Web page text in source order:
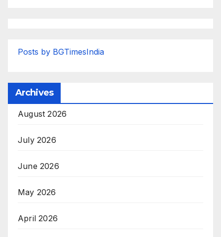
Posts by BGTimesIndia
Archives
August 2026
July 2026
June 2026
May 2026
April 2026